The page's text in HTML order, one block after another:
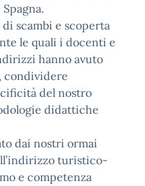
scambi e scoperta
le quali i docenti e
hanno avuto
condividere
del nostro
didattiche
dai nostri ormai
turistico-
e competenza